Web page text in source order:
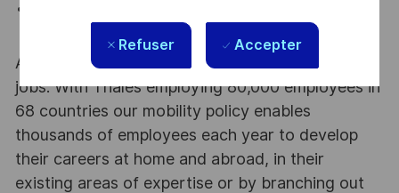
Refuser Accepter
At Thales we provide CAREERS and not only
jobs. With Thales employing 80,000 employees in
68 countries our mobility policy enables
thousands of employees each year to develop
their careers at home and abroad, in their
existing areas of expertise or by branching out